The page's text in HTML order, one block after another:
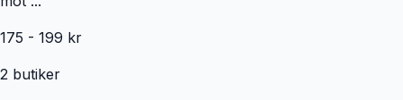
175 - 199 kr
2 butiker